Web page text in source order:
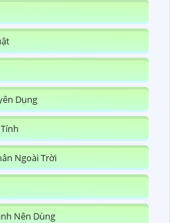
Dụng
Ngoài Trời
Nên Dùng